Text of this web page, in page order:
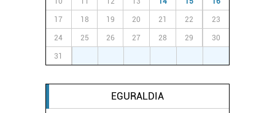
zerbitzuak hobetzeko asmoz, cookie teknologiaz
baliatzen gara. Ohar hau onartuz gero, teknologia hori
erabiltzeko baimen esplizitua ematen diguzu.Gehiago
irakurri
17 18 19 20 21 22 23
24 25 26 27 28 29 30
31
EGURALDIA